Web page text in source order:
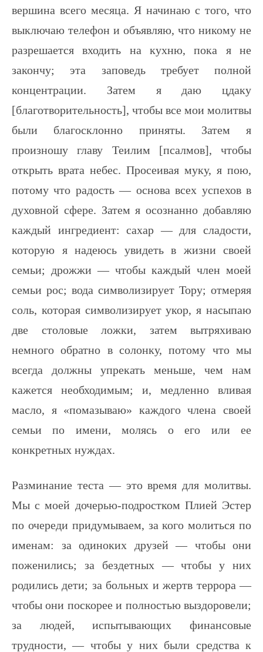
вершина всего месяца. Я начинаю с того, что
выключаю телефон и объявляю, что никому не
разрешается входить на кухню, пока я не
закончу; эта заповедь требует полной
концентрации. Затем я даю цдаку
[благотворительность], чтобы все мои молитвы
были благосклонно приняты. Затем я
произношу главу Теилим [псалмов], чтобы
открыть врата небес. Просеивая муку, я пою,
потому что радость — основа всех успехов в
духовной сфере. Затем я осознанно добавляю
каждый ингредиент: сахар — для сладости,
которую я надеюсь увидеть в жизни своей
семьи; дрожжи — чтобы каждый член моей
семьи рос; вода символизирует Тору; отмеряя
соль, которая символизирует укор, я насыпаю
две столовые ложки, затем вытряхиваю
немного обратно в солонку, потому что мы
всегда должны упрекать меньше, чем нам
кажется необходимым; и, медленно вливая
масло, я «помазываю» каждого члена своей
семьи по имени, молясь о его или ее
конкретных нуждах.
Разминание теста — это время для молитвы.
Мы с моей дочерью-подростком Плией Эстер
по очереди придумываем, за кого молиться по
именам: за одиноких друзей — чтобы они
поженились; за бездетных — чтобы у них
родились дети; за больных и жертв террора —
чтобы они поскорее и полностью выздоровели;
за людей, испытывающих финансовые
трудности, — чтобы у них были средства к